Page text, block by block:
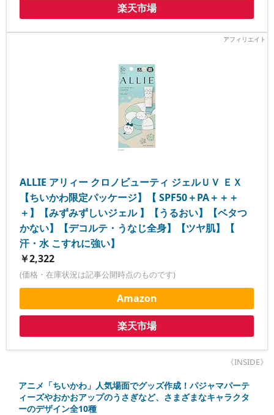
楽天市場
ALLIE アリィー クロノビューティ ジェルＵＶ ＥＸ
【ちいかわ限定パッケージ】【 SPF50＋PA＋＋＋
＋】【みずみずしいジェル 】【うるおい】【ベタつ
かない】【デコルテ・うなじ全身】【ツヤ肌】【
汗・水 こすれに強い】
￥2,322
(価格・在庫状況は記事公開時点のものです)
Amazon
楽天市場
《INSIDE》
アニメ「ちいかわ」人気場面でグッズ作成！パジャマパーテ
ィーズやおかおアップのうさぎなど、さまざまなキャラクタ
ーのデザイン全10種